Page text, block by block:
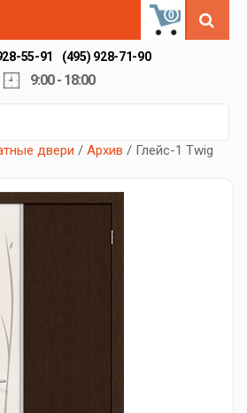
0
55-91 (495) 928-71-90
9:00 - 18:00
двери / Архив / Глейс-1 Twig